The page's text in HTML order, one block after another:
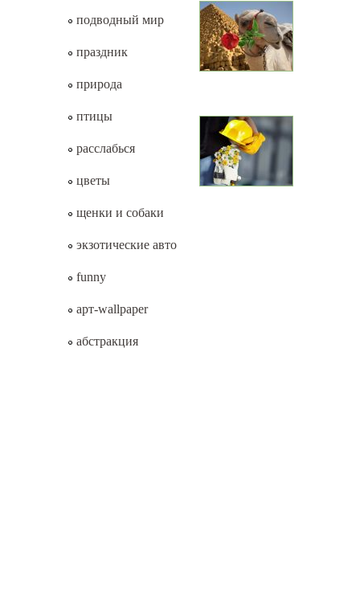
подводный мир
праздник
природа
птицы
расслабься
цветы
щенки и собаки
экзотические авто
funny
арт-wallpaper
абстракция